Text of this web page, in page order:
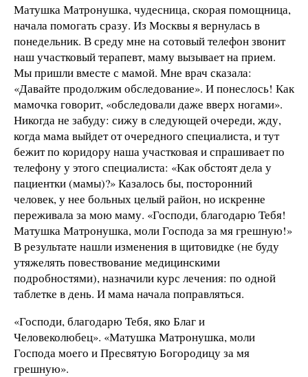
Матушка Матронушка, чудесница, скорая помощница,
начала помогать сразу. Из Москвы я вернулась в
понедельник. В среду мне на сотовый телефон звонит
наш участковый терапевт, маму вызывает на прием.
Мы пришли вместе с мамой. Мне врач сказала:
«Давайте продолжим обследование». И понеслось! Как
мамочка говорит, «обследовали даже вверх ногами».
Никогда не забуду: сижу в следующей очереди, жду,
когда мама выйдет от очередного специалиста, и тут
бежит по коридору наша участковая и спрашивает по
телефону у этого специалиста: «Как обстоят дела у
пациентки (мамы)?» Казалось бы, посторонний
человек, у нее больных целый район, но искренне
переживала за мою маму. «Господи, благодарю Тебя!
Матушка Матронушка, моли Господа за мя грешную!»
В результате нашли изменения в щитовидке (не буду
утяжелять повествование медицинскими
подробностями), назначили курс лечения: по одной
таблетке в день. И мама начала поправляться.
«Господи, благодарю Тебя, яко Благ и
Человеколюбец». «Матушка Матронушка, моли
Господа моего и Пресвятую Богородицу за мя
грешную».